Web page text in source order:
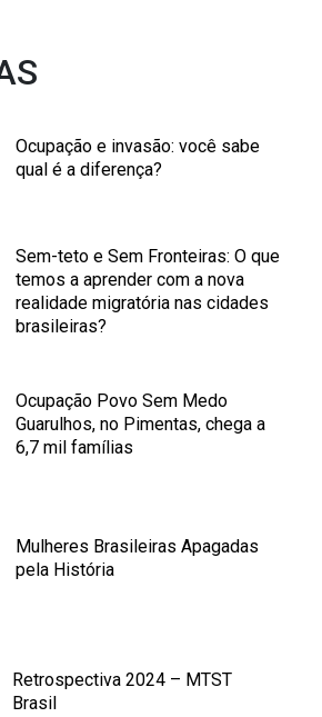
Ocupação e invasão: você sabe
qual é a diferença?
Sem-teto e Sem Fronteiras: O que
temos a aprender com a nova
realidade migratória nas cidades
brasileiras?
Ocupação Povo Sem Medo
Guarulhos, no Pimentas, chega a
6,7 mil famílias
Mulheres Brasileiras Apagadas
pela História
Retrospectiva 2024 – MTST
Brasil